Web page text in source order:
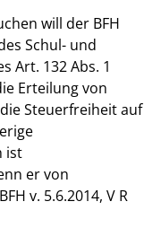
will der BFH
Schul- und
Art. 132 Abs. 1
Erteilung von
Steuerfreiheit auf
ist
er von
v. 5.6.2014, V R